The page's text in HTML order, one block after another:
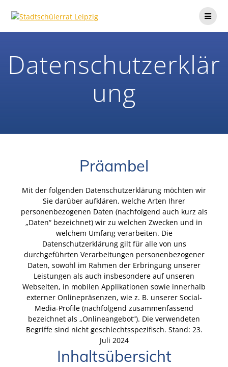
Datenschutzerklär
ung
Präambel
Mit der folgenden Datenschutzerklärung möchten wir
Sie darüber aufklären, welche Arten Ihrer
personenbezogenen Daten (nachfolgend auch kurz als
„Daten“ bezeichnet) wir zu welchen Zwecken und in
welchem Umfang verarbeiten. Die
Datenschutzerklärung gilt für alle von uns
durchgeführten Verarbeitungen personenbezogener
Daten, sowohl im Rahmen der Erbringung unserer
Leistungen als auch insbesondere auf unseren
Webseiten, in mobilen Applikationen sowie innerhalb
externer Onlinepräsenzen, wie z. B. unserer Social-
Media-Profile (nachfolgend zusammenfassend
bezeichnet als „Onlineangebot“). Die verwendeten
Begriffe sind nicht geschlechtsspezifisch. Stand: 23.
Juli 2024
Inhaltsübersicht